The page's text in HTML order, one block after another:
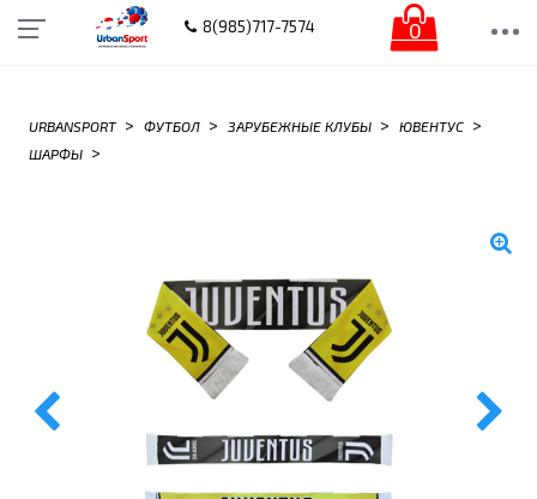
8(985)717-7574 0
URBANSPORT > ФУТБОЛ > ЗАРУБЕЖНЫЕ КЛУБЫ > ЮВЕНТУС >
ШАРФЫ >